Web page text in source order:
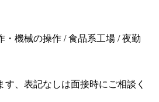
・機械の操作 / 食品系工場 / 夜勤
、表記なしは面接時にご相談く